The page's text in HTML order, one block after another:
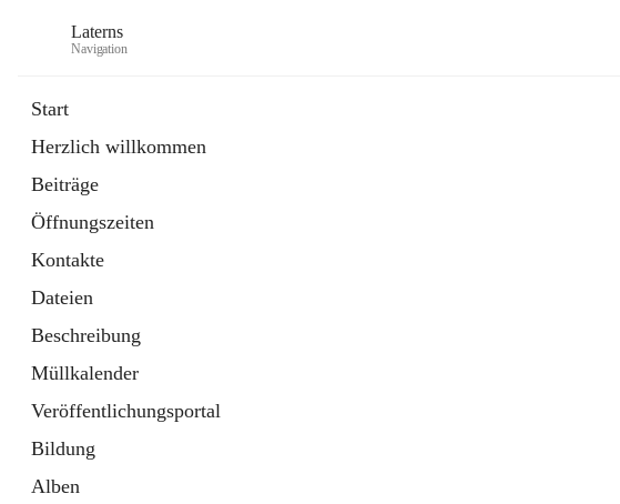
Laterns
Navigation
Start
Herzlich willkommen
Beiträge
Öffnungszeiten
Kontakte
Dateien
Beschreibung
Müllkalender
Veröffentlichungsportal
Bildung
Alben